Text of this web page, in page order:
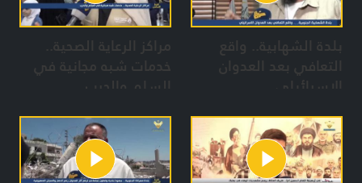
بلدة الشهابية.. واقع
التعافي بعد العدوان
مراكز الرعاية الصحية..
خدمات شبه مجانية في
السلم والحرب